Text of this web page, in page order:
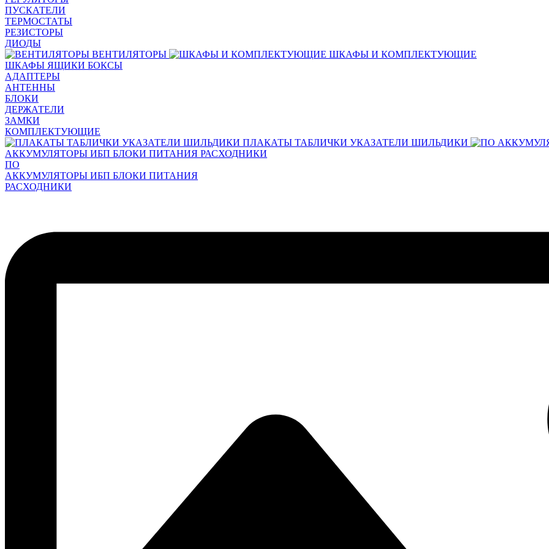
ПУСКАТЕЛИ
ТЕРМОСТАТЫ
РЕЗИСТОРЫ
ДИОДЫ
ВЕНТИЛЯТОРЫ
ШКАФЫ И КОМПЛЕКТУЮЩИЕ
ШКАФЫ ЯЩИКИ БОКСЫ
АДАПТЕРЫ
АНТЕННЫ
БЛОКИ
ДЕРЖАТЕЛИ
ЗАМКИ
КОМПЛЕКТУЮЩИЕ
ПЛАКАТЫ ТАБЛИЧКИ УКАЗАТЕЛИ ШИЛЬДИКИ
АККУМУЛЯТОРЫ ИБП БЛОКИ ПИТАНИЯ РАСХОДНИКИ
ПО
АККУМУЛЯТОРЫ ИБП БЛОКИ ПИТАНИЯ
РАСХОДНИКИ